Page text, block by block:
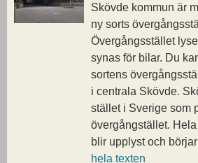
Skövde kommun är
ny sorts
Övergångsstället
synas för bilar. Du
sortens
i centrala Skövde.
stället i Sverige som
övergångstället.
blir upplyst och
hela texten